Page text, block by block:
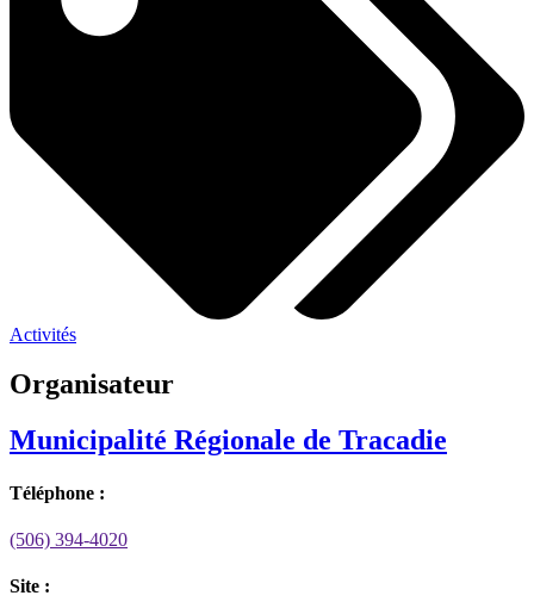
Activités
Organisateur
Municipalité Régionale de Tracadie
Téléphone :
(506) 394-4020
Site :